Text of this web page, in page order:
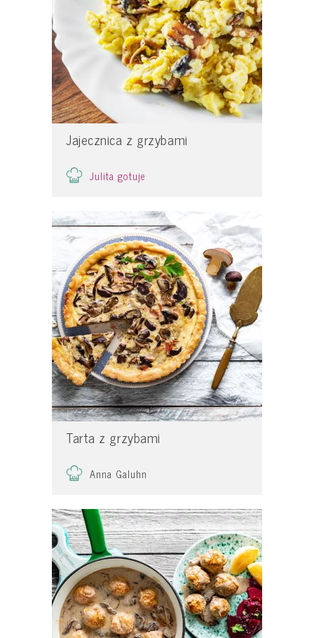
Jajecznica z grzybami
Julita gotuje
Tarta z grzybami
Anna Galuhn